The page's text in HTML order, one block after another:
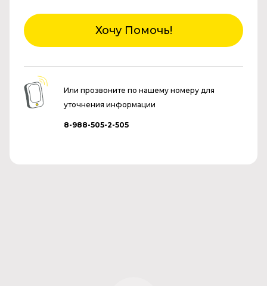
Хочу Помочь!
Или прозвоните по нашему номеру для
уточнения информации
8-988-505-2-505